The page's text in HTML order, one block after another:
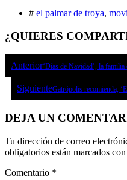
# el palmar de troya,
¿QUIERES
Anterior‘Días de Navidad’, la
SiguienteGatrópolis recomienda,
DEJA UN
Tu dirección de correo
obligatorios están marcados con
Comentario *